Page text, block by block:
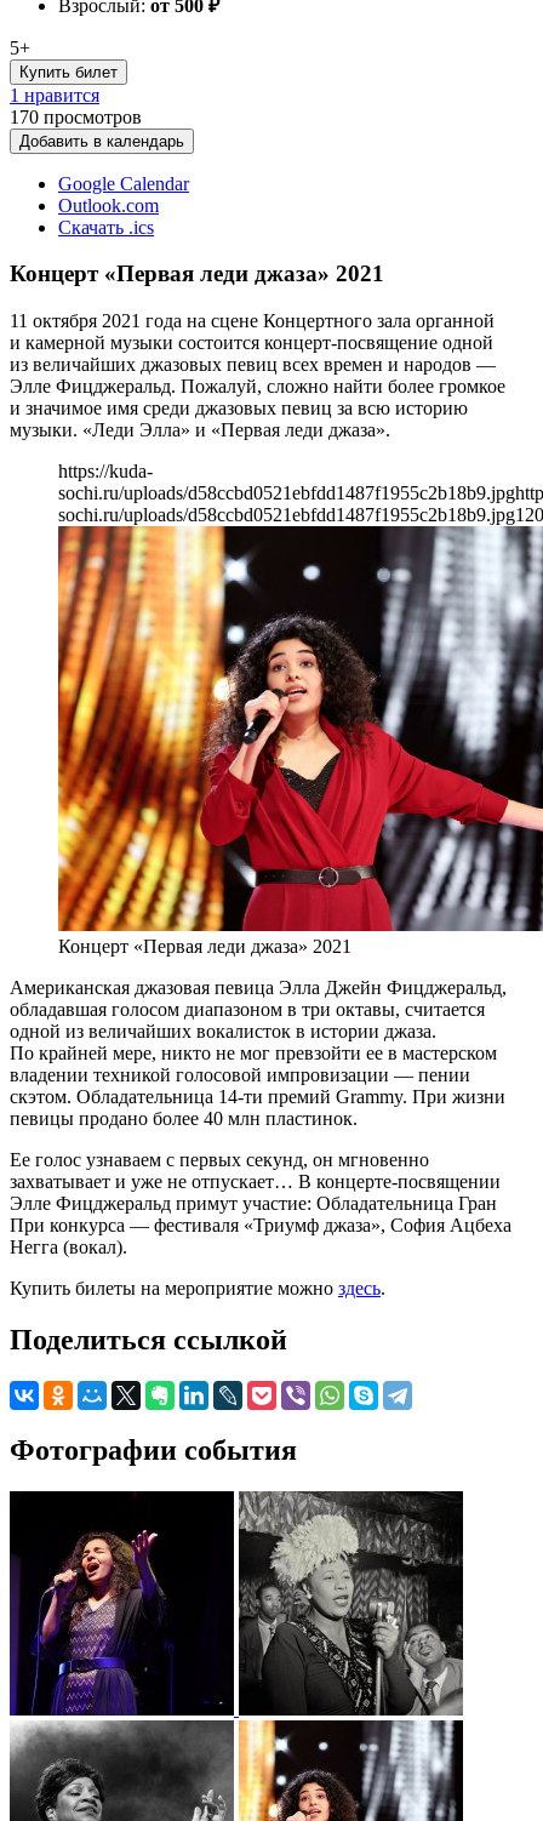
Взрослый: от 500 ₽
5+
Купить билет
1 нравится
170 просмотров
Добавить в календарь
Google Calendar
Outlook.com
Скачать .ics
Концерт «Первая леди джаза» 2021
11 октября 2021 года на сцене Концертного зала органной
и камерной музыки состоится концерт-посвящение одной
из величайших джазовых певиц всех времен и народов —
Элле Фицджеральд. Пожалуй, сложно найти более громкое
и значимое имя среди джазовых певиц за всю историю
музыки. «Леди Элла» и «Первая леди джаза».
https://kuda-
sochi.ru/uploads/d58ccbd0521ebfdd1487f1955c2b18b9.jpg
sochi.ru/uploads/d58ccbd0521ebfdd1487f1955c2b18b9.jpg
Концерт «Первая леди джаза» 2021
Американская джазовая певица Элла Джейн Фицджеральд,
обладавшая голосом диапазоном в три октавы, считается
одной из величайших вокалисток в истории джаза.
По крайней мере, никто не мог превзойти ее в мастерском
владении техникой голосовой импровизации — пении
скэтом. Обладательница 14-ти премий Grammy. При жизни
певицы продано более 40 млн пластинок.
Ее голос узнаваем с первых секунд, он мгновенно
захватывает и уже не отпускает… В концерте-посвящении
Элле Фицджеральд примут участие: Обладательница Гран
При конкурса — фестиваля «Триумф джаза», София Ацбеха
Негга (вокал).
Купить билеты на мероприятие можно здесь.
Поделиться ссылкой
Фотографии события